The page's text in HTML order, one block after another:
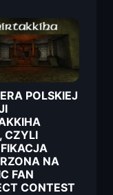
POLSKIEJ
CZYLI
NA
FAN
CONTEST